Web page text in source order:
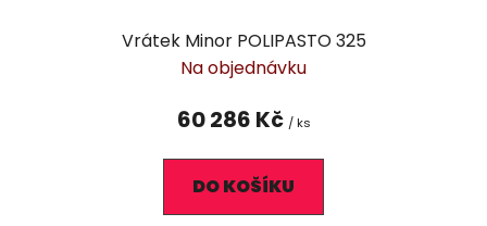
Vrátek Minor POLIPASTO 325
Na objednávku
60 286 Kč / ks
DO KOŠÍKU